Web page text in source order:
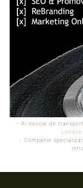
- Ai nevoie de
London
- Companie